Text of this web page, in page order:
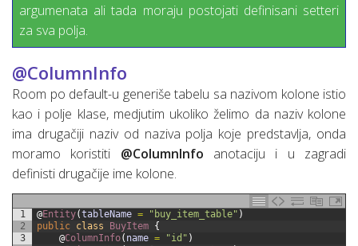
argumenata ali tada moraju postojati definisani setteri
za sva polja.
@ColumnInfo
Room po default-u generiše tabelu sa nazivom kolone istio
kao i polje klase, medjutim ukoliko želimo da naziv kolone
ima drugačiji naziv od naziva polja koje predstavlja, onda
moramo koristiti @ColumnInfo anotaciju i u zagradi
definisti drugačije ime kolone.
1
2
3
@Entity(tableName = "buy_item_table" )
public class BuyItem {
@ColumnInfo( name = "id" )